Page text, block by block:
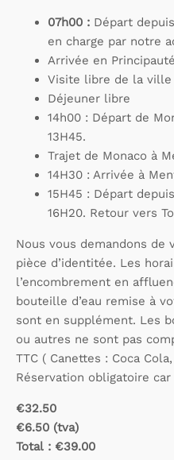
07h00 : Départ
en charge par notre
Arrivée en
Visite libre de la ville
Déjeuner libre
14h00 : Départ de
13H45.
Trajet de Monaco à
14H30 : Arrivée à
15H45 : Départ
16H20. Retour vers
Nous vous demandons
pièce d’identitée. Les
l’encombrement en
bouteille d’eau remise à
sont en supplément. Les
ou autres ne sont pas
TTC ( Canettes : Coca
Réservation obligatoire
€32.50
€6.50 (tva)
Total : €39.00